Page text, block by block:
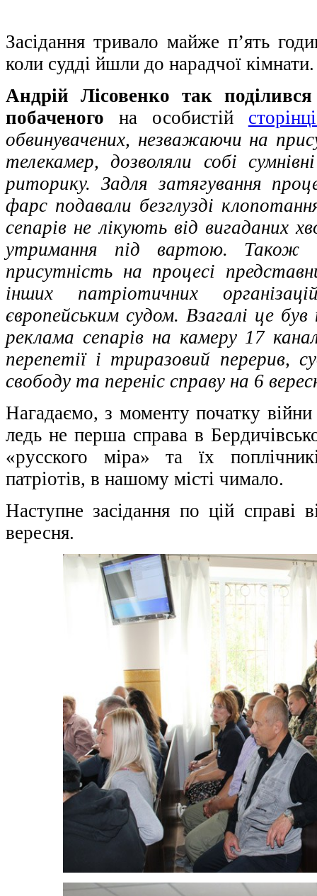
Засідання тривало майже п’ять
коли судді йшли до нарадчої кімнати.
Андрій Лісовенко так
побаченого на особистій
обвинувачених, незважаючи на
телекамер, дозволяли собі
риторику. Задля затягування
фарс подавали безглузді
сепарів не лікують від вигаданих
утримання під вартою. Також
присутність на процесі
інших патріотичних
європейським судом. Взагалі це
реклама сепарів на камеру 17
перепетії і триразовий перерив,
свободу та переніс справу на 6
Нагадаємо, з моменту початку
ледь не перша справа в
«русского міра» та їх
патріотів, в нашому місті чимало.
Наступне засідання по цій справі
вересня.